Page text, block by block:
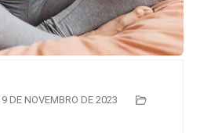
9 DE NOVEMBRO DE 2023